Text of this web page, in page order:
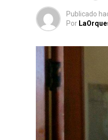
Publicado
Por